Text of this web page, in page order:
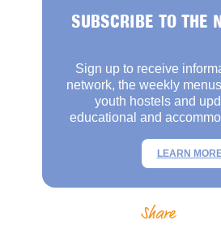
SUBSCRIBE TO THE
Sign up to receive
network, the weekly
youth hostels and
educational and
LEARN
Share